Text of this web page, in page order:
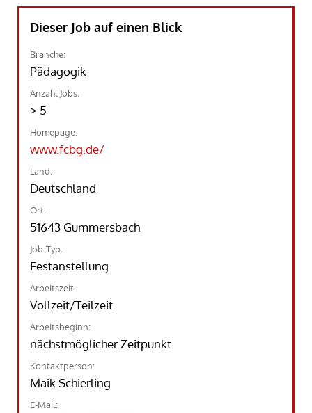
Dieser Job auf einen Blick
Branche:
Pädagogik
Anzahl Jobs:
> 5
Homepage:
www.fcbg.de/
Land:
Deutschland
Ort:
51643 Gummersbach
Job-Typ:
Festanstellung
Arbeitszeit:
Vollzeit/Teilzeit
Arbeitsbeginn:
nächstmöglicher Zeitpunkt
Kontaktperson:
Maik Schierling
E-Mail: